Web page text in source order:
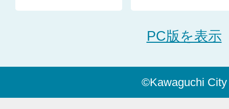
PC版を表示
©Kawaguchi City